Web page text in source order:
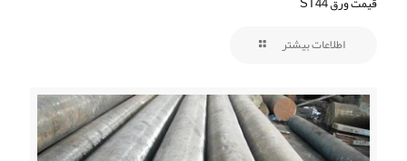
اطلاعات بیشتر